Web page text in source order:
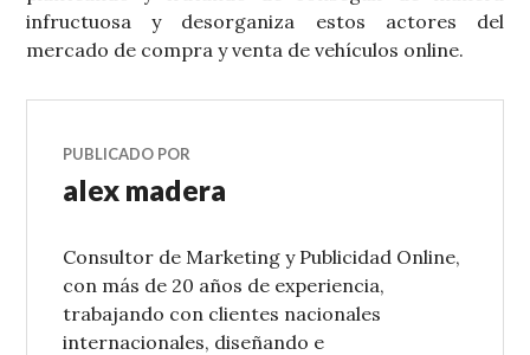
infructuosa y desorganiza estos actores del
mercado de compra y venta de vehículos online.
PUBLICADO POR
alex madera
Consultor de Marketing y Publicidad Online,
con más de 20 años de experiencia,
trabajando con clientes nacionales
internacionales, diseñando e